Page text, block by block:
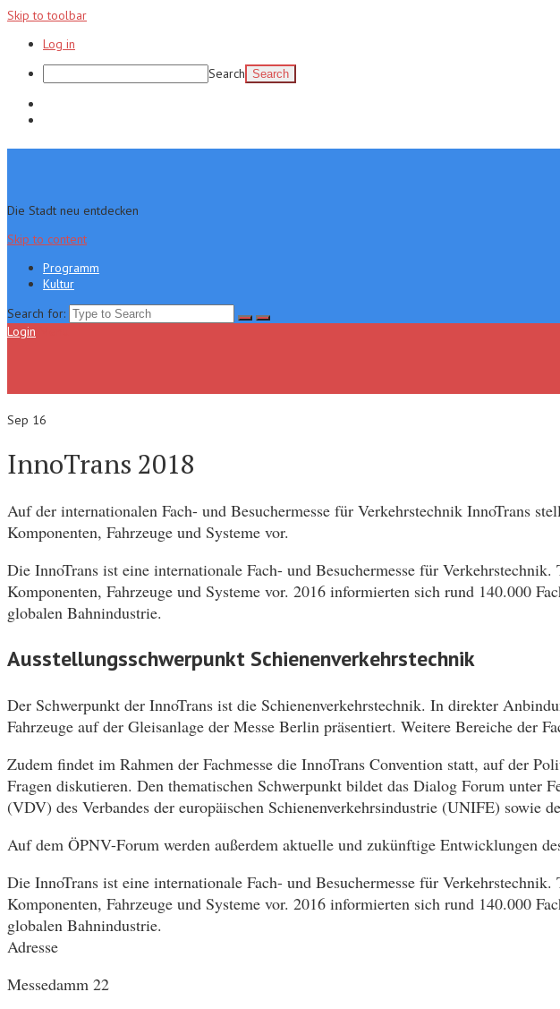
Skip to toolbar
Log in
Search
Die Stadt neu entdecken
Skip to content
Programm
Kultur
Search for:
Login
Sep 16
InnoTrans 2018
Auf der internationalen Fach- und Besuchermesse für Verkehrstechnik InnoTrans
Komponenten, Fahrzeuge und Systeme vor.
Die InnoTrans ist eine internationale Fach- und Besuchermesse für
Komponenten, Fahrzeuge und Systeme vor. 2016 informierten sich rund 140.000
globalen Bahnindustrie.
Ausstellungsschwerpunkt Schienenverkehrstechnik
Der Schwerpunkt der InnoTrans ist die Schienenverkehrstechnik. In direkter
Fahrzeuge auf der Gleisanlage der Messe Berlin präsentiert. Weitere Bereiche der
Zudem findet im Rahmen der Fachmesse die InnoTrans Convention statt, auf der
Fragen diskutieren. Den thematischen Schwerpunkt bildet das Dialog Forum unter
(VDV) des Verbandes der europäischen Schienenverkehrsindustrie (UNIFE) sowie
Auf dem ÖPNV-Forum werden außerdem aktuelle und zukünftige Entwicklungen
Die InnoTrans ist eine internationale Fach- und Besuchermesse für
Komponenten, Fahrzeuge und Systeme vor. 2016 informierten sich rund 140.000
globalen Bahnindustrie.
Adresse
Messedamm 22